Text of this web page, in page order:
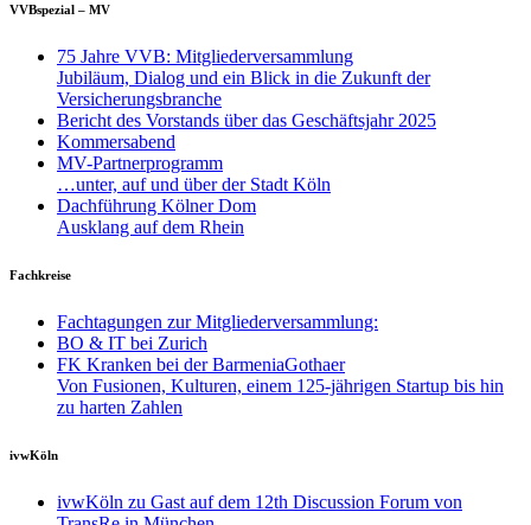
VVBspezial – MV
75 Jahre VVB: Mitgliederversammlung
Jubiläum, Dialog und ein Blick in die Zukunft der
Versicherungsbranche
Bericht des Vorstands über das Geschäftsjahr 2025
Kommersabend
MV-Partnerprogramm
…unter, auf und über der Stadt Köln
Dachführung Kölner Dom
Ausklang auf dem Rhein
Fachkreise
Fachtagungen zur Mitgliederversammlung:
BO & IT bei Zurich
FK Kranken bei der BarmeniaGothaer
Von Fusionen, Kulturen, einem 125-jährigen Startup bis hin
zu harten Zahlen
ivwKöln
ivwKöln zu Gast auf dem 12th Discussion Forum von